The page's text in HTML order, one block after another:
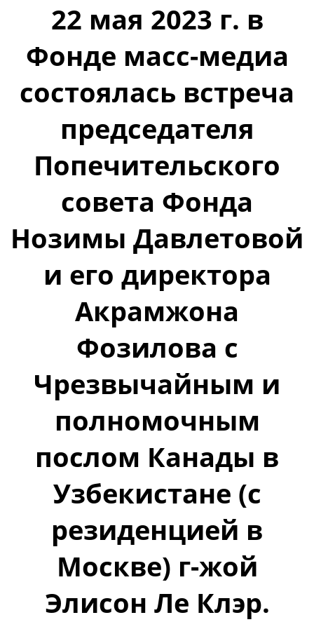
22 мая 2023 г. в
Фонде масс-медиа
состоялась встреча
председателя
Попечительского
совета Фонда
Нозимы Давлетовой
и его директора
Акрамжона
Фозилова с
Чрезвычайным и
полномочным
послом Канады в
Узбекистане (с
резиденцией в
Москве) г-жой
Элисон Ле Клэр.